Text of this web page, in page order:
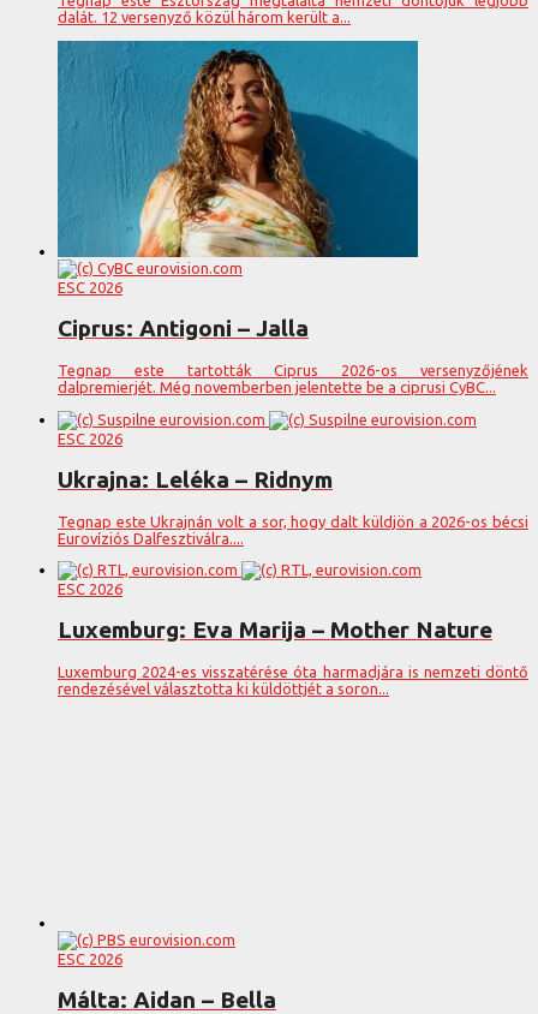
dalát. 12 versenyző közül három került a...
ESC 2026
Ciprus: Antigoni – Jalla
Tegnap este tartották Ciprus 2026-os versenyzőjének
dalpremierjét. Még novemberben jelentette be a ciprusi CyBC...
ESC 2026
Ukrajna: Leléka – Ridnym
Tegnap este Ukrajnán volt a sor, hogy dalt küldjön a 2026-os bécsi
Eurovíziós Dalfesztiválra....
ESC 2026
Luxemburg: Eva Marija – Mother Nature
Luxemburg 2024-es visszatérése óta harmadjára is nemzeti döntő
rendezésével választotta ki küldöttjét a soron...
ESC 2026
Málta: Aidan – Bella